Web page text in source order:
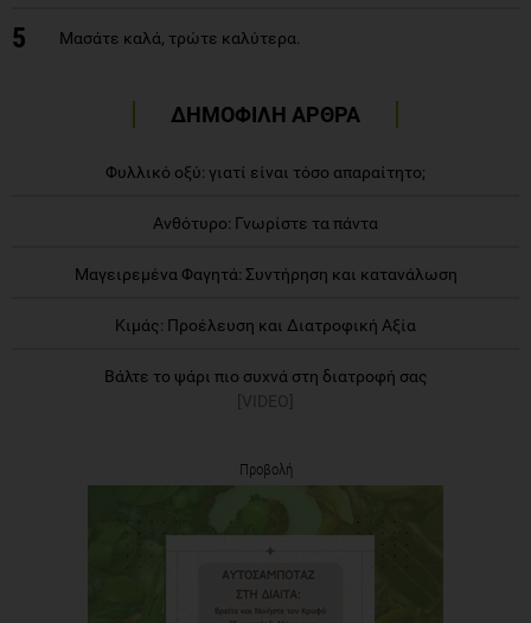
5 Μασάτε καλά, τρώτε καλύτερα.
ΔΗΜΟΦΙΛΗ ΑΡΘΡΑ
Φυλλικό οξύ: γιατί είναι τόσο απαραίτητο;
Ανθότυρο: Γνωρίστε τα πάντα
Μαγειρεμένα Φαγητά: Συντήρηση και κατανάλωση
Κιμάς: Προέλευση και Διατροφική Αξία
Βάλτε το ψάρι πιο συχνά στη διατροφή σας
[VIDEO]
Προβολή